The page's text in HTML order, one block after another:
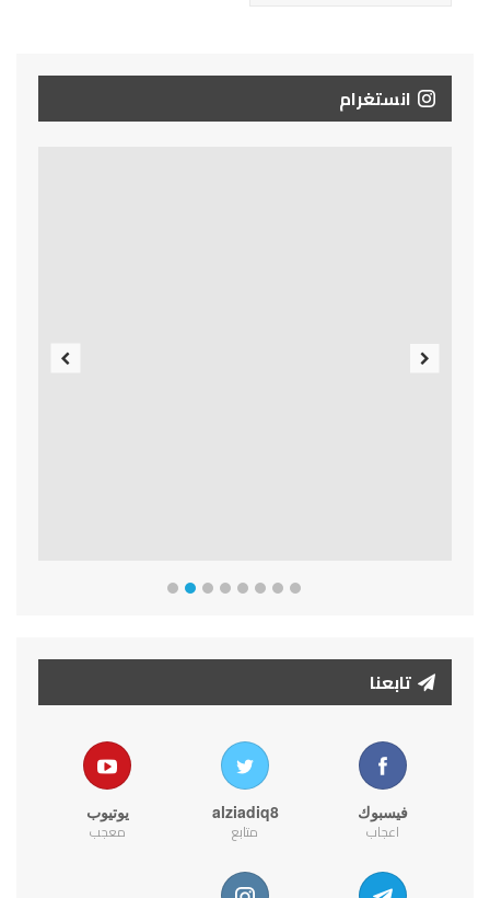
انستغرام
تابعنا
فيسبوك
اعجاب
alziadiq8
متابع
يوتيوب
معجب